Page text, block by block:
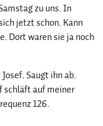
zu uns. In
jetzt schon. Kann
Dort waren sie ja noch
Saugt ihn ab.
schläft auf meiner
126.